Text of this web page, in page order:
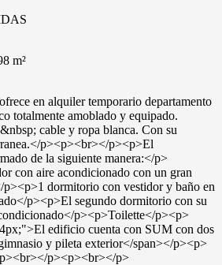
m²
en alquiler temporario departamento
totalmente amoblado y equipado.
cable y ropa blanca. Con su
p><p><br></p><p>El
de la siguiente manera:</p>
con aire acondicionado con un gran
p><p>1 dormitorio con vestidor y baño en
p><p>El segundo dormitorio con su
p><p>Toilette</p><p>
edificio cuenta con SUM con dos
y pileta exterior</span></p><p>
p><p><br></p>